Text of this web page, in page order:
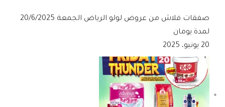
صفقات فلاش من عروض لولو الرياض الجمعة 20/6/2025
لمدة يومان
20 يونيو، 2025